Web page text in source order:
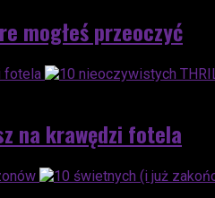
mogłeś przeoczyć
na krawędzi fotela